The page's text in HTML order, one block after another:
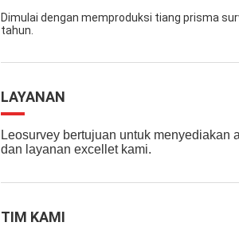
Dimulai dengan memproduksi tiang prisma
tahun.
LAYANAN
Leosurvey bertujuan untuk
dan layanan excellet kami.
TIM KAMI